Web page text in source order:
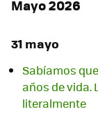
Mayo 2026
31 mayo
Sabíamos
años de vida.
literalmente